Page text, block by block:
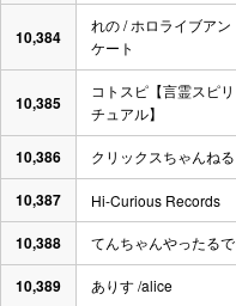
10,384
れの / ホロライブアン
ケート
10,385
コトスピ【言霊スピリ
チュアル】
10,386 クリックスちゃんねる
10,387 Hi-Curious Records
10,388 てんちゃんやったるで
10,389 ありす /alice